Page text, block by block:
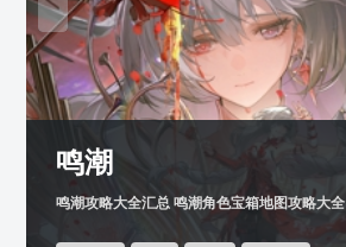
鸣潮
鸣潮攻略大全汇总 鸣潮角色宝箱地图攻略大全